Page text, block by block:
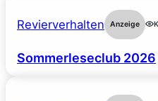
Revierverhalten Anzeige
Sommerleseclub 2026